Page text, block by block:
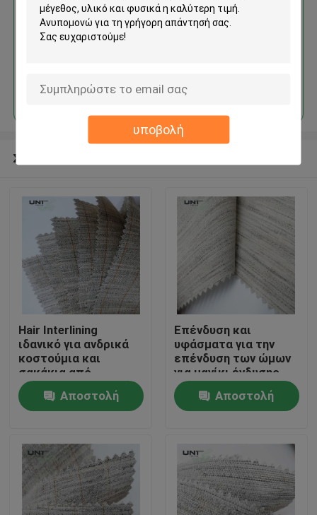
υποβολή
Προϊόντα
Σχετικά με εμάς
γραμμών του κειμένου υλικό
αλόγων για το κοστούμι/το
Να συνεχίσει
Συνιστώμενα προϊόντα
Hair Interlining
ιδανικό για ανδρικά
κοστούμια και
σακάκια από
βαμβάκι, βισκόζη,
πολυεστέρα και
τρίχα κατσίκας με
ελαστική αίσθηση
Αποστολή
Επένδυση και
υφάσματα για την
επένδυση των ώμων
για μανίκι ένδυσης
υψηλού επιπέδου
Αποστολή